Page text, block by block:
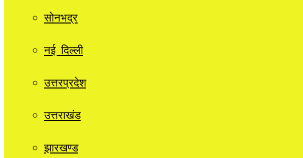
सोनभद्र
नई दिल्ली
उत्तरप्रदेश
उत्तराखंड
झारखण्ड